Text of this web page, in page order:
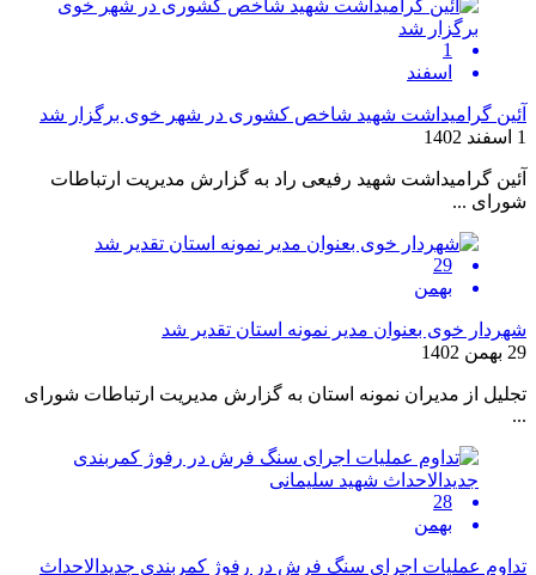
1
اسفند
آئین گرامیداشت شهید شاخص کشوری در شهر خوی برگزار شد
1 اسفند 1402
آئین گرامیداشت شهید رفیعی راد به گزارش مدیریت ارتباطات
شورای ...
29
بهمن
شهردار خوی بعنوان مدیر نمونه استان تقدیر شد
29 بهمن 1402
تجلیل از مدیران نمونه استان به گزارش مدیریت ارتباطات شورای
...
28
بهمن
تداوم عملیات اجرای سنگ فرش در رفوژ کمربندی جدیدالاحداث